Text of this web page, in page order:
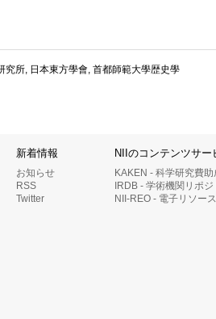
所, 日本東方學會, 首都師範大學歴史學
新着情報
お知らせ
RSS
Twitter
NIIのコンテンツサー
KAKEN - 科学研究費
IRDB - 学術機関リポ
NII-REO - 電子リソー